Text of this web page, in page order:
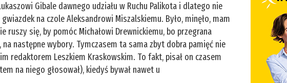
Gibale dawnego udziału w Ruchu Palikota i dlatego nie
na czole Aleksandrowi Miszalskiemu. Było, minęło, mam
ruszy się, by pomóc Michałowi Drewnickiemu, bo przegrana
następne wybory. Tymczasem ta sama zbyt dobra pamięć nie
redaktorem Leszkiem Kraskowskim. To fakt, pisał on czasem
na niego głosował), kiedyś bywał nawet u